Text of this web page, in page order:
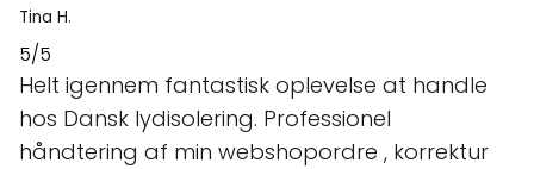
Tina H.
5/5
Helt igennem fantastisk oplevelse at handle
hos Dansk lydisolering. Professionel
håndtering af min webshopordre , korrektur